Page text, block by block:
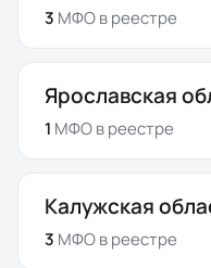
3 МФОв реестре
Ярославская
1 МФОв реестре
Калужская
3 МФОв реестре